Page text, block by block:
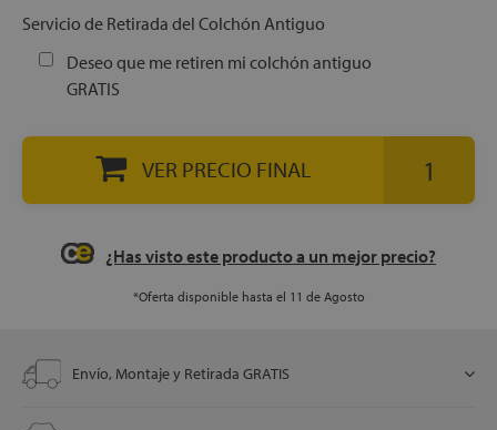
Servicio de Retirada del Colchón Antiguo
Deseo que me retiren mi colchón antiguo
GRATIS
VER PRECIO FINAL
¿Has visto este producto a un mejor precio?
*Oferta disponible hasta el 11 de Agosto
Envío, Montaje y Retirada GRATIS